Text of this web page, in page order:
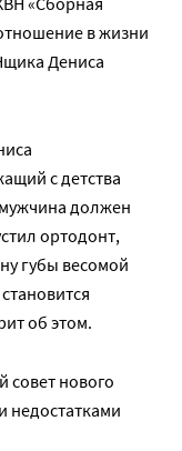
в жизни
Дениса
с детства
должен
ортодонт,
губы весомой
об этом.
совет нового
недостатками